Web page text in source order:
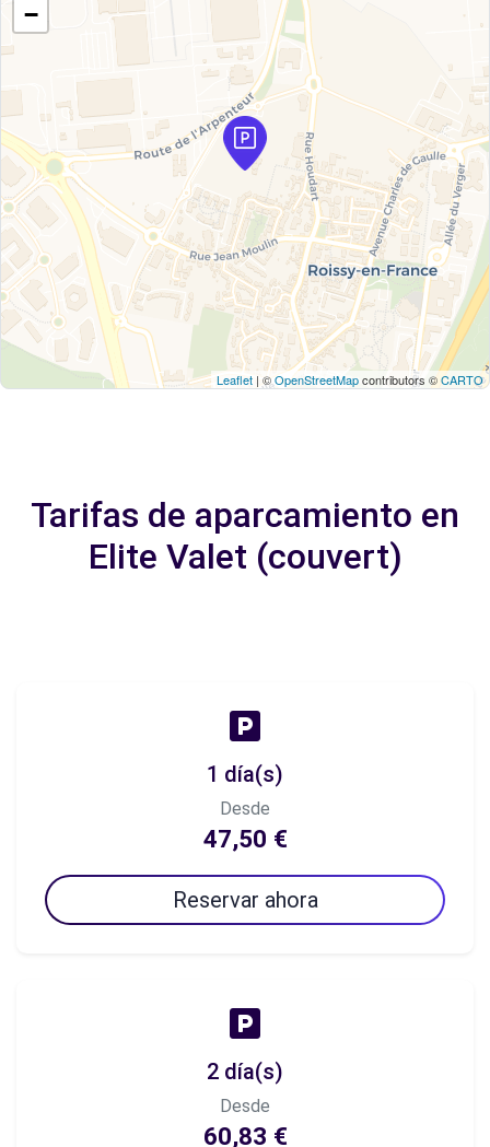
−
Leaflet | ©OpenStreetMapcontributors ©CARTO
Tarifas de aparcamiento en
Elite Valet (couvert)
1 día(s)
Desde
47,50 €
Reservar ahora
2 día(s)
Desde
60,83 €